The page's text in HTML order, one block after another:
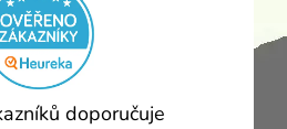
doporučuje